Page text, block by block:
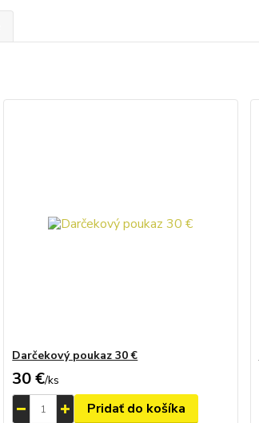
Darčekový poukaz 30 €
30 €/ks
Pridať do košíka